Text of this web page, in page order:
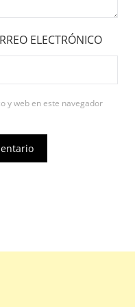
ELECTRÓNICO
y web en este navegador